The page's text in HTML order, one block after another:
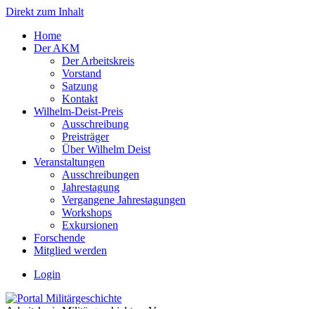
Direkt zum Inhalt
Home
Der AKM
Der Arbeitskreis
Vorstand
Satzung
Kontakt
Wilhelm-Deist-Preis
Ausschreibung
Preisträger
Über Wilhelm Deist
Veranstaltungen
Ausschreibungen
Jahrestagung
Vergangene Jahrestagungen
Workshops
Exkursionen
Forschende
Mitglied werden
Login